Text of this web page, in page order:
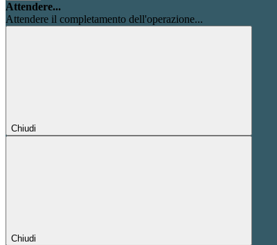
Attendere...
Attendere il completamento dell'operazione...
Chiudi
Chiudi